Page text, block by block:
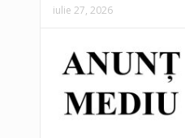
iulie 27, 2026